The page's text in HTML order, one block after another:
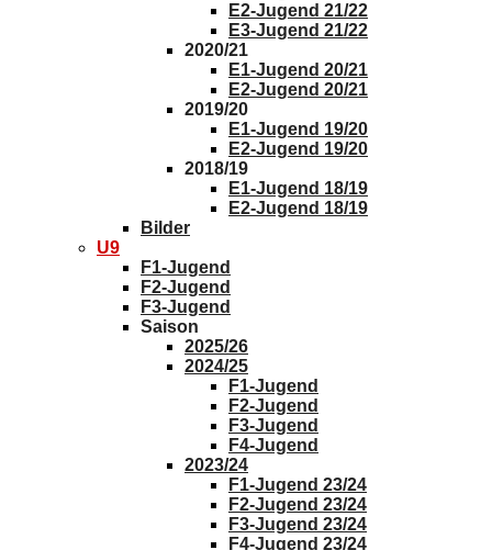
E2-Jugend 21/22
E3-Jugend 21/22
2020/21
E1-Jugend 20/21
E2-Jugend 20/21
2019/20
E1-Jugend 19/20
E2-Jugend 19/20
2018/19
E1-Jugend 18/19
E2-Jugend 18/19
Bilder
U9
F1-Jugend
F2-Jugend
F3-Jugend
Saison
2025/26
2024/25
F1-Jugend
F2-Jugend
F3-Jugend
F4-Jugend
2023/24
F1-Jugend 23/24
F2-Jugend 23/24
F3-Jugend 23/24
F4-Jugend 23/24